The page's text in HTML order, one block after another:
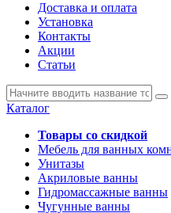
Доставка и оплата
Установка
Контакты
Акции
Статьи
Каталог
Товары со скидкой
Мебель для ванных
Унитазы
Акриловые ванны
Гидромассажные ванны
Чугунные ванны